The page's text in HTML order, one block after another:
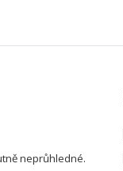
neprůhledné.